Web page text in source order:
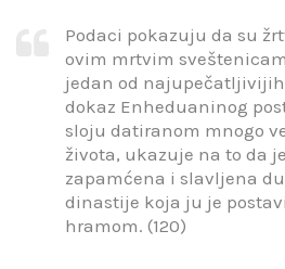
Podaci pokazuju da su
ovim mrtvim
jedan od
dokaz Enheduaninog
sloju datiranom mnogo
života, ukazuje na to da
zapamćena i slavljena
dinastije koja ju je
hramom. (120)